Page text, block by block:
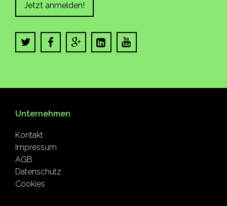
Jetzt anmelden!
Unternehmen
Kontakt
Impressum
AGB
Datenschutz
Cookies